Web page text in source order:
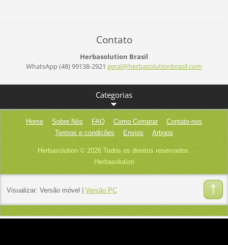
Contato
Herbasolution Brasil
WhatsApp (48) 99138-2921 geral@herbasolutionbrasil.com
Categorias
Home Sobre Nós FAQ Como Comprar
Contate-nos
Termos e condições
Envios Artigos
Herbasolution © 2026 Todos os direitos reservados.
Herbasolution
Visualizar: Versão móvel Versão PC